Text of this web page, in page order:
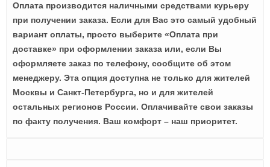
Оплата производится наличными средствами курьеру
при получении заказа. Если для Вас это самый удобный
вариант оплаты, просто выберите «Оплата при
доставке» при оформлении заказа или, если Вы
оформляете заказ по телефону, сообщите об этом
менеджеру. Эта опция доступна не только для жителей
Москвы и Санкт-Петербурга, но и для жителей
остальных регионов России. Оплачивайте свои заказы
по факту получения. Ваш комфорт – наш приоритет.